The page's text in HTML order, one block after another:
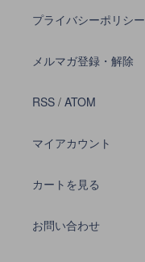
プライバシーポリシー
メルマガ登録・解除
RSS / ATOM
マイアカウント
カートを見る
お問い合わせ